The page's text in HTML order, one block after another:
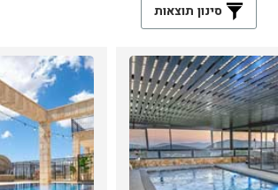
סינון תוצאות